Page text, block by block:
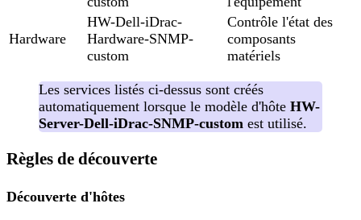
Hardware
HW-Dell-iDrac-
Hardware-SNMP-
custom
Contrôle l'état des
composants
matériels
Les services listés ci-dessus sont créés
automatiquement lorsque le modèle d'hôte HW-
Server-Dell-iDrac-SNMP-custom est utilisé.
Règles de découverte
Découverte d'hôtes